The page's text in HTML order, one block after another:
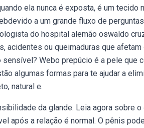
ela nunca é exposta, é um tecido
a um grande fluxo de
do hospital alemão oswaldo
acidentes ou queimaduras que
Webo prepúcio é a pele que
algumas formas para te ajudar a
natural e.
da glande. Leia agora sobre
após a relação é normal. O pênis